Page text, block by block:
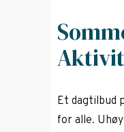
Et dagtilbud
for alle.